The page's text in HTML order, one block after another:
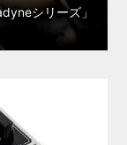
シリーズ」